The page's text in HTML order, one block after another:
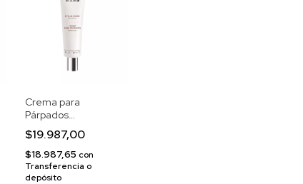
Crema para
Párpados
Revitalizante
$19.987,00
$18.987,65 con
Transferencia o
depósito